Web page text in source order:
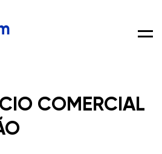
COMERCIAL